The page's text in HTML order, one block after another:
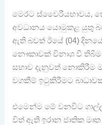
මෙරට ස්වෛරීයභාවය,
අවධානය යොමුකළ යුතු
ඇති බවත් ඊයේ (04)
නෞකාවක් විනාශ වී තිබීම
සභාව දැනුවත් නොකිරීම
වගකීම් ඉටුකිරීමට
එමෙන්ම මේ වනවිට
විත් ඇති ඉරාන ජාතික